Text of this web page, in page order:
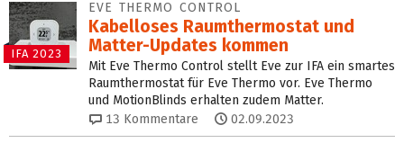
IFA 2023
EVE THERMO CONTROL
Kabelloses Raumthermostat und
Matter-Updates kommen
Mit Eve Thermo Control stellt Eve zur IFA ein smartes
Raumthermostat für Eve Thermo vor. Eve Thermo
und MotionBlinds erhalten zudem Matter.
13 Kommentare 02.09.2023